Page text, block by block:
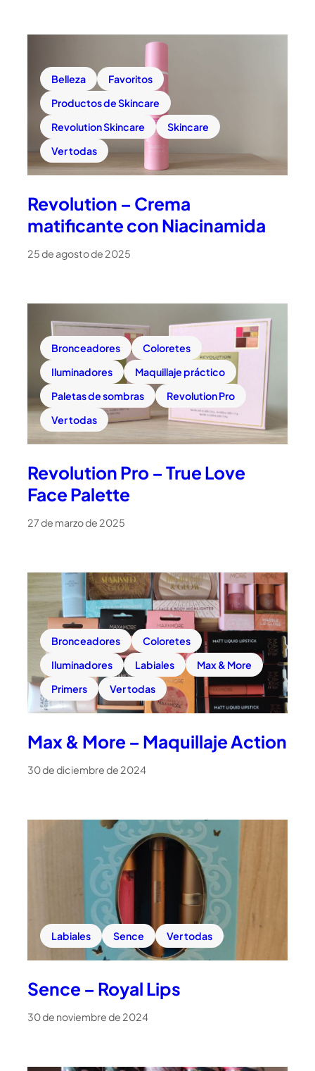
Belleza
Favoritos
Productos de Skincare
Revolution Skincare
Skincare
Ver todas
Revolution – Crema
matificante con Niacinamida
25 de agosto de 2025
Bronceadores
Coloretes
Iluminadores
Maquillaje práctico
Paletas de sombras
Revolution Pro
Ver todas
Revolution Pro – True Love
Face Palette
27 de marzo de 2025
Bronceadores
Coloretes
Iluminadores
Labiales
Max & More
Primers
Ver todas
Max & More – Maquillaje Action
30 de diciembre de 2024
Labiales Sence Ver todas
Sence – Royal Lips
30 de noviembre de 2024